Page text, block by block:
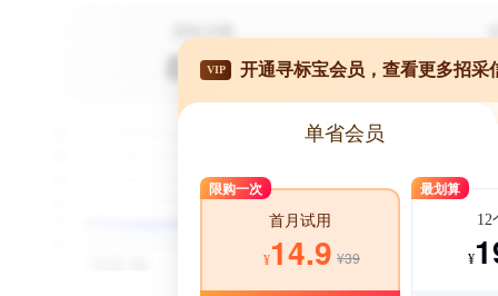
VIP 开通寻标宝会员，查看更多招采
单省会员
限购一次
首月试用
¥14.9 ¥39
最划算
12
¥